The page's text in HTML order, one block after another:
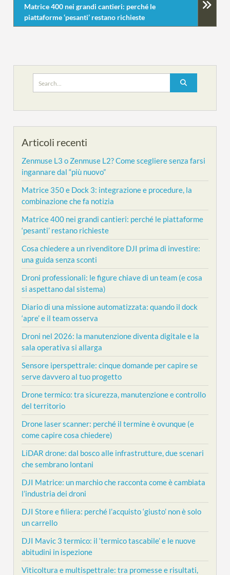
Matrice 400 nei grandi cantieri: perché le
piattaforme ‘pesanti’ restano richieste
Articoli recenti
Zenmuse L3 o Zenmuse L2? Come scegliere senza farsi
ingannare dal “più nuovo”
Matrice 350 e Dock 3: integrazione e procedure, la
combinazione che fa notizia
Matrice 400 nei grandi cantieri: perché le piattaforme
‘pesanti’ restano richieste
Cosa chiedere a un rivenditore DJI prima di investire:
una guida senza sconti
Droni professionali: le figure chiave di un team (e cosa
si aspettano dal sistema)
Diario di una missione automatizzata: quando il dock
‘apre’ e il team osserva
Droni nel 2026: la manutenzione diventa digitale e la
sala operativa si allarga
Sensore iperspettrale: cinque domande per capire se
serve davvero al tuo progetto
Drone termico: tra sicurezza, manutenzione e controllo
del territorio
Drone laser scanner: perché il termine è ovunque (e
come capire cosa chiedere)
LiDAR drone: dal bosco alle infrastrutture, due scenari
che sembrano lontani
DJI Matrice: un marchio che racconta come è cambiata
l’industria dei droni
DJI Store e filiera: perché l’acquisto ‘giusto’ non è solo
un carrello
DJI Mavic 3 termico: il ‘termico tascabile’ e le nuove
abitudini in ispezione
Viticoltura e multispettrale: tra promesse e risultati,